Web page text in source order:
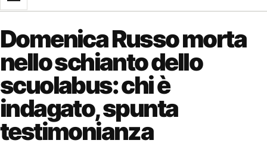
Apri il menu
Domenica Russo morta
nello schianto dello
scuolabus: chi è
indagato, spunta
testimonianza